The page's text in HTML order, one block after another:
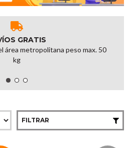
GRATIS
área metropolitana peso max. 50
kg
FILTRAR